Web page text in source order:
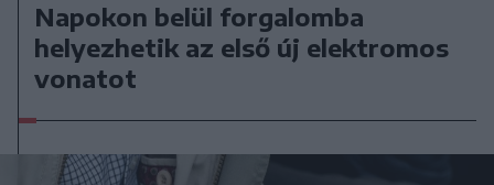
Napokon belül forgalomba
helyezhetik az első új elektromos
vonatot